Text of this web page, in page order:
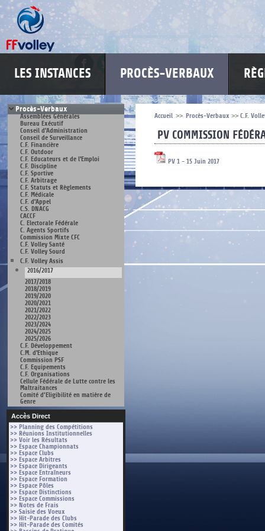
LES INSTANCES PROCÈS-VERBAUX
Procès-Verbaux
Assemblées Générales
Bureau Exécutif
Conseil d'Administration
Conseil de Surveillance
C.F. Financière
C.F. Outdoor
C.F. Educateurs et de l'Emploi
C.F. Discipline
C.F. Sportive
C.F. Arbitrage
C.F. Statuts et Règlements
C.F. Médicale
C.F. d'Appel
C.S. DNACG
CACCF
C. Electorale Fédérale
C. Agents Sportifs
Commission Mixte CFC
C.F. Volley Santé
C.F. Volley Sourd
C.F. Volley Assis
2016/2017
2017/2018
2018/2019
2019/2020
2020/2021
2021/2022
2022/2023
2023/2024
2024/2025
2025/2026
C.F. Développement
C.M. d'Ethique
Commission PSF
C.F. Equipements
C.F. Organisations
Cellule Fédérale de Lutte contre les
Maltraitances
Comité d’Eligibilité en matière de
Genre
Accès Direct
>> Planning des Compétitions
>> Réunions Institutionnelles
>> Voir les Résultats
>> Espace Championnats
>> Espace Clubs
>> Espace Arbitres
>> Espace Dirigeants
>> Espace Entraîneurs
>> Espace Formation
>> Espace Pôles
>> Espace Distinctions
>> Espace Commissions
>> Notes de Frais
>> Saisie des Voeux
>> Hit-Parade des Clubs
>> Hit-Parade des Comités
Accueil >> Procès-Verbaux >> C.F.
PV COMMISSION
PV 1 - 15 Juin 2017